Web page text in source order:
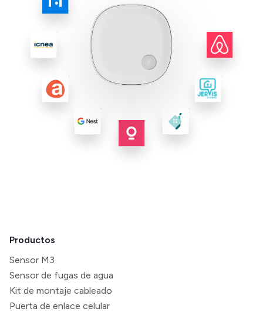
Productos
Sensor M3
Sensor de fugas de agua
Kit de montaje cableado
Puerta de enlace celular